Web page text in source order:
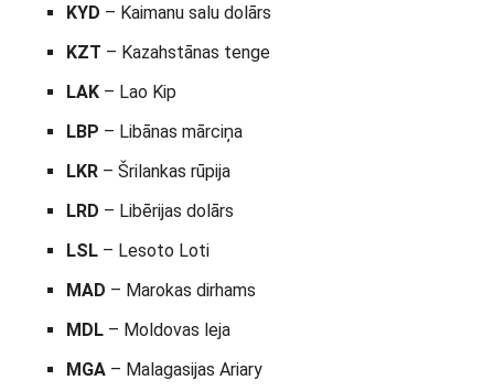
KYD – Kaimanu salu dolārs
KZT – Kazahstānas tenge
LAK – Lao Kip
LBP – Libānas mārciņa
LKR – Šrilankas rūpija
LRD – Libērijas dolārs
LSL – Lesoto Loti
MAD – Marokas dirhams
MDL – Moldovas leja
MGA – Malagasijas Ariary